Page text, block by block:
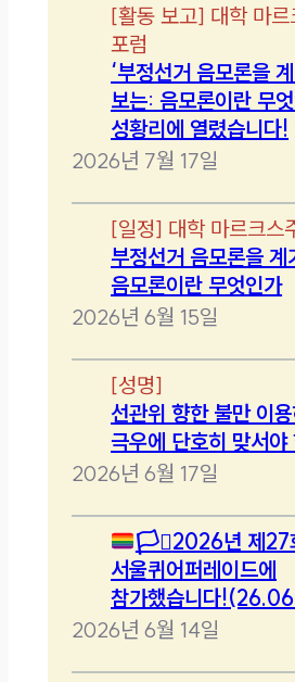
[활동 보고] 대학 마르
포럼
‘부정선거 음모론을
보는: 음모론이란 무
성황리에 열렸습니다!
2026년 7월 17일
[일정] 대학 마르크스
부정선거 음모론을 계
음모론이란 무엇인가
2026년 6월 15일
[성명]
선관위 향한 불만 이
극우에 단호히 맞서야
2026년 6월 17일
🏳️‍⚧️2026년 제27
서울퀴어퍼레이드에
참가했습니다
2026년 6월 14일